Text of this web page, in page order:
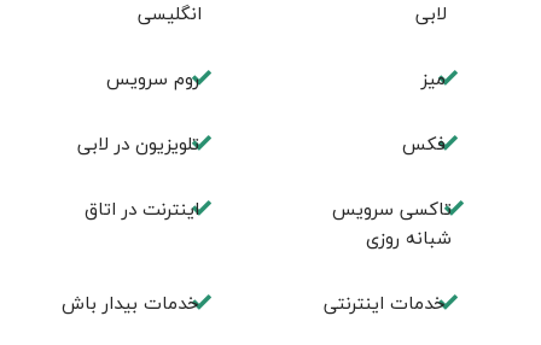
لابی
انگليسی
ميز روم سرويس
فكس تلویزیون در لابی
تاکسی سرویس
شبانه روزی
اينترنت در اتاق
خدمات اینترنتی خدمات بیدار باش